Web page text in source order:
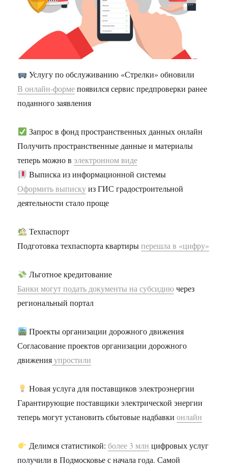
Услугу по обслуживанию «Стрелки» обновили
В онлайн-формепоявился сервис предпроверки ранее
поданного заявления
Запрос в фонд пространственных данных онлайн
Получить пространственные данные и материалы
теперь можно вэлектронном виде
Выписка из информационной системы
Оформить выпискуиз ГИС градостроительной
деятельности стало проще
Техпаспорт
Подготовка техпаспорта квартирыперешла в «цифру»
Льготное кредитование
Банки могут подать документы на субсидиючерез
региональный портал
Проекты организации дорожного движения
Согласование проектов организации дорожного
движенияупростили
Новая услуга для поставщиков электроэнергии
Гарантирующие поставщики электрической энергии
теперь могут установить сбытовые надбавкионлайн
Делимся статистикой: более 3 млн цифровых услуг
получили в Подмосковье с начала года. Самой